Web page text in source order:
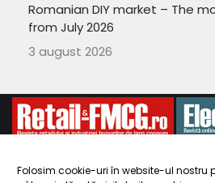
Folosim cookie-uri în website-ul nostru
Romanian DIY market – The
from July 2026
3 august 2026